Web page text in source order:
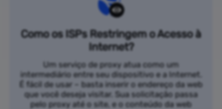
Como os ISPs Restringem o Acesso à
Internet?
Um serviço de proxy atua como um
intermediário entre seu dispositivo e a Internet.
É fácil de usar – basta inserir o endereço da web
que você deseja visitar. Sua solicitação passa
pelo proxy até o site, e o conteúdo da web